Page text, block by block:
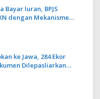
Bayar Iuran, BPJS
dengan Mekanisme
ke Jawa, 284 Ekor
Dilepasliarkan